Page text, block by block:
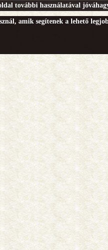
további használatával
amik segítenek a lehető